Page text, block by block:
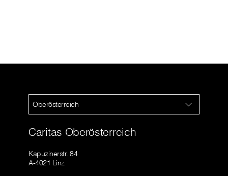
Oberösterreich
Caritas Oberösterreich
Kapuzinerstr. 84
A-4021 Linz